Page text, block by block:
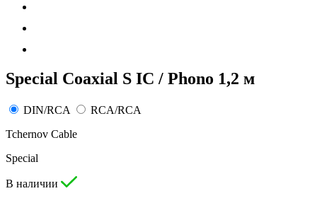
Special Coaxial S IC / Phono 1,2 м
DIN/RCA
RCA/RCA
Tchernov Cable
Special
В наличии